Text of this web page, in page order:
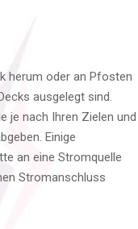
herum oder an Pfosten
ausgelegt sind.
je nach Ihren Zielen und
Einige
an eine Stromquelle
Stromanschluss